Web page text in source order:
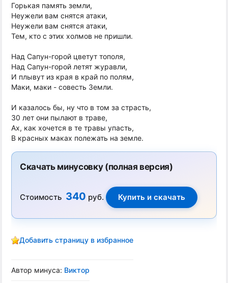
Горькая память земли,
Неужели вам снятся атаки,
Неужели вам снятся атаки,
Тем, кто с этих холмов не пришли.
Над Сапун-горой цветут тополя,
Над Сапун-горой летят журавли,
И плывут из края в край по полям,
Маки, маки - совесть Земли.
И казалось бы, ну что в том за страсть,
30 лет они пылают в траве,
Ах, как хочется в те травы упасть,
В красных маках полежать на земле.
Скачать минусовку (полная версия)
Стоимость 340 руб.
Добавить страницу в избранное
Автор минуса: Виктор